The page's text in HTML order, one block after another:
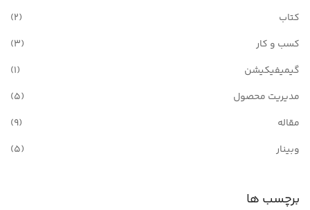
کتاب
(2)
کسب و کار
(3)
گیمیفیکیشن
(1)
مدیریت محصول
(5)
مقاله
(9)
وبینار
(5)
برچسب ها